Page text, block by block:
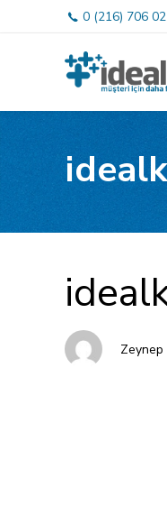
Bağlantılara
bölümüne
0 (216) 706
Zeynep